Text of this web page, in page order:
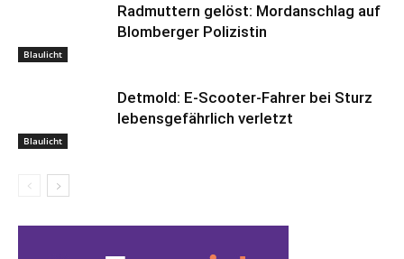
Blaulicht
Radmuttern gelöst: Mordanschlag auf
Blomberger Polizistin
Blaulicht
Detmold: E-Scooter-Fahrer bei Sturz
lebensgefährlich verletzt